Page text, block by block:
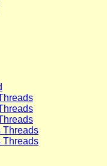
Threads
Threads